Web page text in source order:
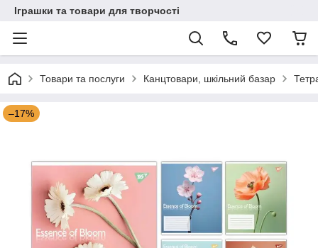
Іграшки та товари для творчості
Товари та послуги Канцтовари, шкільний базар
–17%